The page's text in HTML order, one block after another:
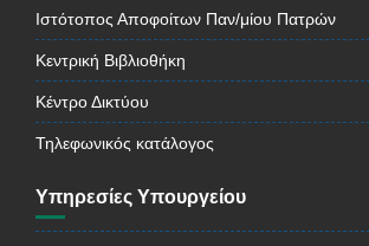
Ιστότοπος Αποφοίτων Παν/μίου Πατρών
Κεντρική Βιβλιοθήκη
Κέντρο Δικτύου
Τηλεφωνικός κατάλογος
Υπηρεσίες Υπουργείου